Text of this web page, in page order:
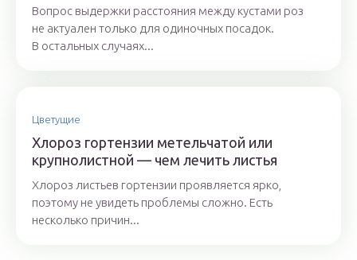
Вопрос выдержки расстояния между кустами роз
не актуален только для одиночных посадок.
В остальных случаях...
Цветущие
Хлороз гортензии метельчатой или
крупнолистной — чем лечить листья
Хлороз листьев гортензии проявляется ярко,
поэтому не увидеть проблемы сложно. Есть
несколько причин...